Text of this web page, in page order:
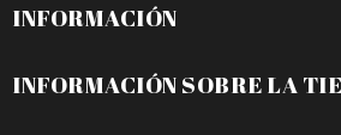
INFORMACIÓN
INFORMACIÓN SOBRE LA